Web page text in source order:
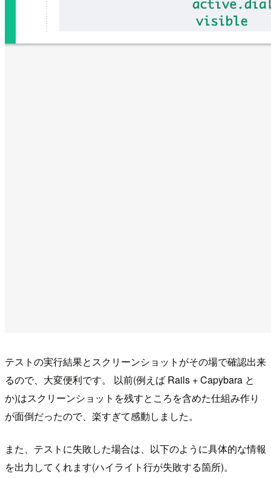
テストの実行結果とスクリーンショットがその場で確認出来
るので、大変便利です。 以前(例えば Rails + Capybara と
か)はスクリーンショットを残すところを含めた仕組み作り
が面倒だったので、楽すぎて感動しました。
また、テストに失敗した場合は、以下のように具体的な情報
を出力してくれます(ハイライト行が失敗する箇所)。